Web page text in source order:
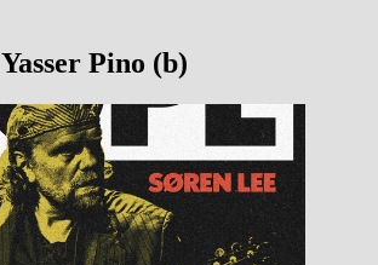
Yasser Pino (b)